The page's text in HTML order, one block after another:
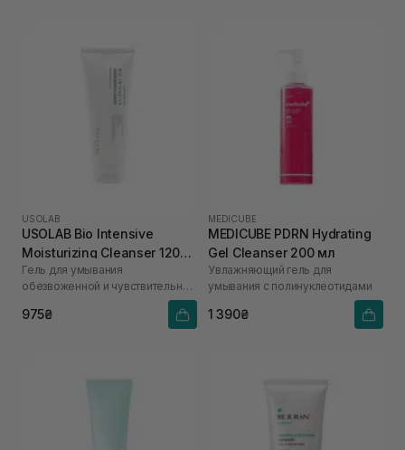
USOLAB
USOLAB Bio Intensive
Moisturizing Cleanser 120
мл
Гель для умывания
обезвоженной и чувствительной
975₴
MEDICUBE
MEDICUBE PDRN Hydrating
Gel Cleanser 200 мл
Увлажняющий гель для
умывания с полинуклеотидами
1 390₴